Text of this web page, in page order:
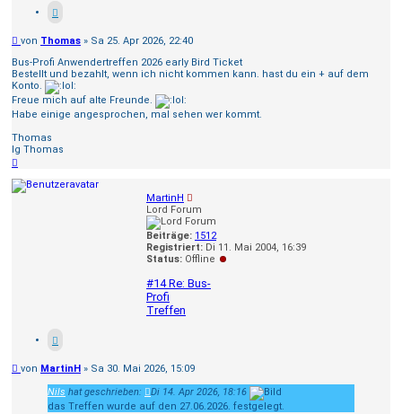
Beitrag
von Thomas » Sa 25. Apr 2026, 22:40
Bus-Profi Anwendertreffen 2026 early Bird Ticket
Bestellt und bezahlt, wenn ich nicht kommen kann. hast du ein + auf dem
Konto.
Freue mich auf alte Freunde.
Habe einige angesprochen, mal sehen wer kommt.
Thomas
lg Thomas
oben
MartinH
Lord Forum
Beiträge: 1512
Registriert: Di 11. Mai 2004, 16:39
Status: Offline
#14 Re: Bus-
Profi
Treffen
Beitrag
von MartinH » Sa 30. Mai 2026, 15:09
Nils hat geschrieben:
Di 14. Apr 2026, 18:16
das Treffen wurde auf den 27.06.2026. festgelegt.